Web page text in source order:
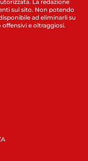
La redazione
sul sito. Non potendo
ad eliminarli su
offensivi e oltraggiosi.